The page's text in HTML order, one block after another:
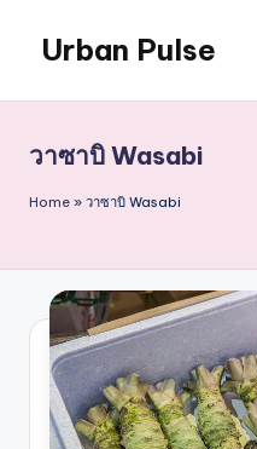
content
Urban Pulse
วาซาบิ Wasabi
Home » วาซาบิ Wasabi